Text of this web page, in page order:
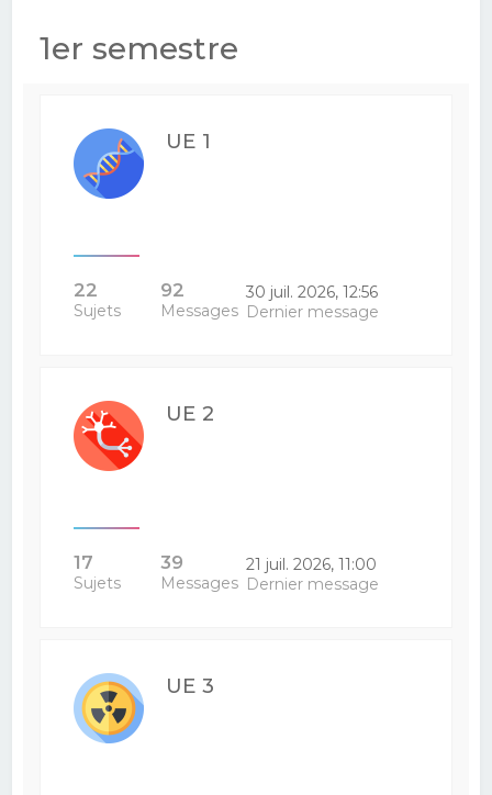
1er semestre
UE 1
22
Sujets
92
Messages
30 juil. 2026, 12:56
Dernier message
UE 2
17
Sujets
39
Messages
21 juil. 2026, 11:00
Dernier message
UE 3